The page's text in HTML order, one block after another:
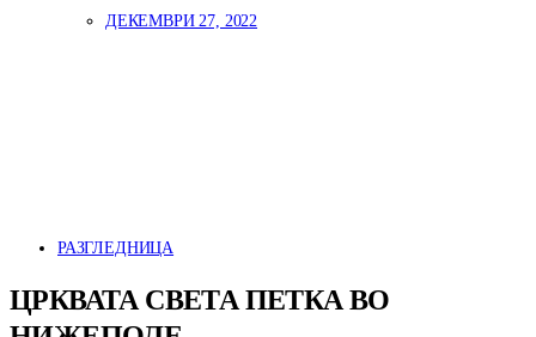
ДЕКЕМВРИ 27, 2022
РАЗГЛЕДНИЦА
ЦРКВАТА СВЕТА ПЕТКА ВО